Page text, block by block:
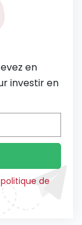
en
investir en
politique de